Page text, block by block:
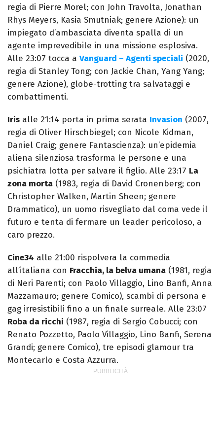
regia di Pierre Morel; con John Travolta, Jonathan
Rhys Meyers, Kasia Smutniak; genere Azione): un
impiegato d’ambasciata diventa spalla di un
agente imprevedibile in una missione esplosiva.
Alle 23:07 tocca a Vanguard – Agenti speciali (2020,
regia di Stanley Tong; con Jackie Chan, Yang Yang;
genere Azione), globe-trotting tra salvataggi e
combattimenti.
Iris alle 21:14 porta in prima serata Invasion (2007,
regia di Oliver Hirschbiegel; con Nicole Kidman,
Daniel Craig; genere Fantascienza): un’epidemia
aliena silenziosa trasforma le persone e una
psichiatra lotta per salvare il figlio. Alle 23:17 La
zona morta (1983, regia di David Cronenberg; con
Christopher Walken, Martin Sheen; genere
Drammatico), un uomo risvegliato dal coma vede il
futuro e tenta di fermare un leader pericoloso, a
caro prezzo.
Cine34 alle 21:00 rispolvera la commedia
all’italiana con Fracchia, la belva umana (1981, regia
di Neri Parenti; con Paolo Villaggio, Lino Banfi, Anna
Mazzamauro; genere Comico), scambi di persona e
gag irresistibili fino a un finale surreale. Alle 23:07
Roba da ricchi (1987, regia di Sergio Cobucci; con
Renato Pozzetto, Paolo Villaggio, Lino Banfi, Serena
Grandi; genere Comico), tre episodi glamour tra
Montecarlo e Costa Azzurra.